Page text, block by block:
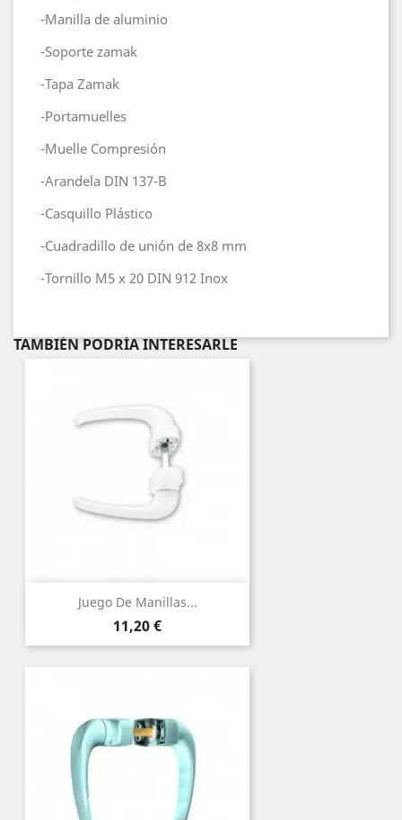
-Manilla de aluminio
-Soporte zamak
-Tapa Zamak
-Portamuelles
-Muelle Compresión
-Arandela DIN 137-B
-Casquillo Plástico
-Cuadradillo de unión de 8x8 mm
-Tornillo M5 x 20 DIN 912 Inox
TAMBIÉN PODRÍA INTERESARLE
Juego De Manillas...
Precio
11,20 €